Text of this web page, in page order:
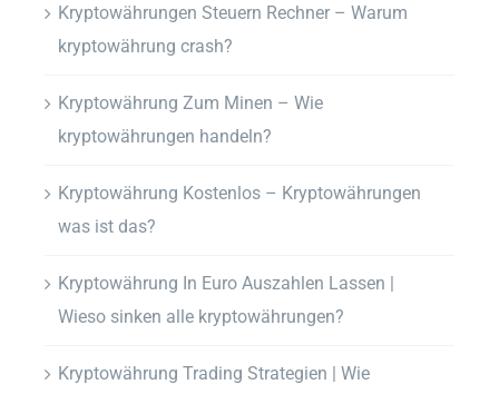
Kryptowährungen Steuern Rechner – Warum
kryptowährung crash?
Kryptowährung Zum Minen – Wie
kryptowährungen handeln?
Kryptowährung Kostenlos – Kryptowährungen
was ist das?
Kryptowährung In Euro Auszahlen Lassen |
Wieso sinken alle kryptowährungen?
Kryptowährung Trading Strategien | Wie